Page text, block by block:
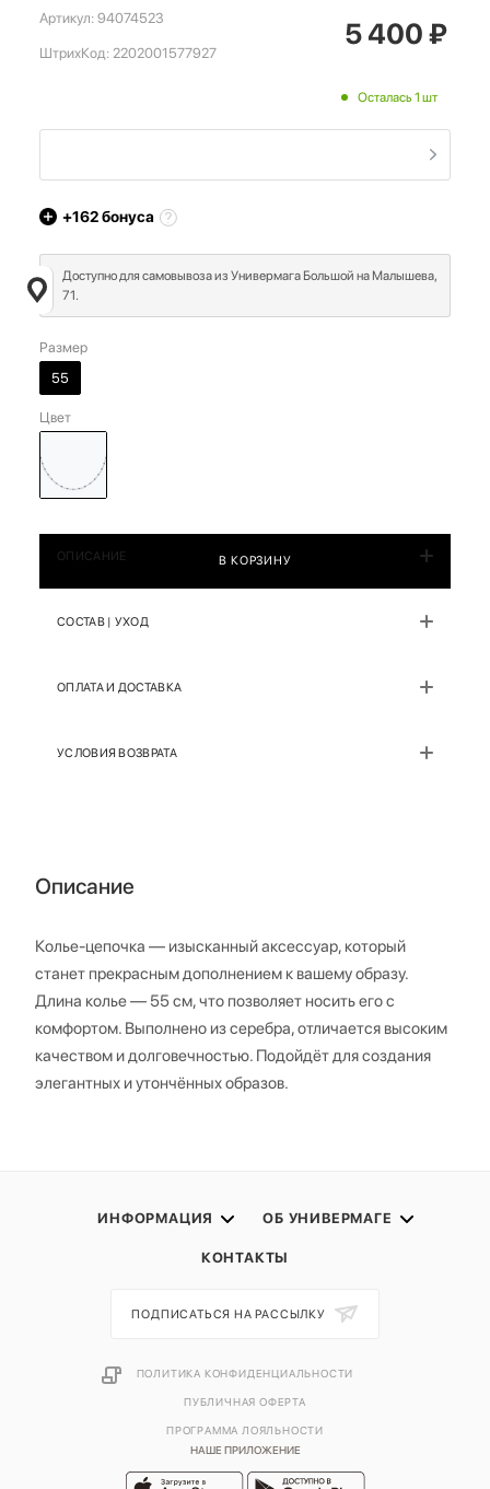
Артикул: 94074523
ШтрихКод: 2202001577927
5 400₽
Осталась 1 шт
+162бонуса
Доступно для самовывоза из Универмага Большой на Малышева,
71.
Размер
55
Цвет
В КОРЗИНУ
ОПИСАНИЕ
СОСТАВ | УХОД
ОПЛАТА И ДОСТАВКА
УСЛОВИЯ ВОЗВРАТА
Описание
Колье-цепочка — изысканный аксессуар, который
станет прекрасным дополнением к вашему образу.
Длина колье — 55 см, что позволяет носить его с
комфортом. Выполнено из серебра, отличается высоким
качеством и долговечностью. Подойдёт для создания
элегантных и утончённых образов.
ИНФОРМАЦИЯ ОБ УНИВЕРМАГЕ
КОНТАКТЫ
НАШЕ ПРИЛОЖЕНИЕ
ПОДПИСАТЬСЯ НА РАССЫЛКУ
ПОЛИТИКА КОНФИДЕНЦИАЛЬНОСТИ
ПУБЛИЧНАЯ ОФЕРТА
ПРОГРАММА ЛОЯЛЬНОСТИ